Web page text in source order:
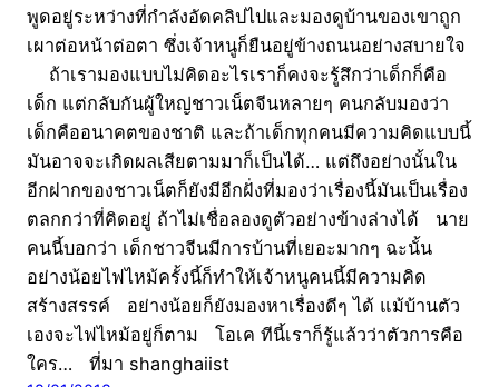
พูดอยู่ระหว่างที่กำลังอัดคลิปไปและมองดูบ้านของเขาถูก
เผาต่อหน้าต่อตา ซึ่งเจ้าหนูก็ยืนอยู่ข้างถนนอย่างสบายใจ
ถ้าเรามองแบบไม่คิดอะไรเราก็คงจะรู้สึกว่าเด็กก็คือ
เด็ก แต่กลับกันผู้ใหญ่ชาวเน็ตจีนหลายๆ คนกลับมองว่า
เด็กคืออนาคตของชาติ และถ้าเด็กทุกคนมีความคิดแบบนี้
มันอาจจะเกิดผลเสียตามมาก็เป็นได้… แต่ถึงอย่างนั้นใน
อีกฝากของชาวเน็ตก็ยังมีอีกฝั่งที่มองว่าเรื่องนี้มันเป็นเรื่อง
ตลกกว่าที่คิดอยู่ ถ้าไม่เชื่อลองดูตัวอย่างข้างล่างได้ นาย
คนนี้บอกว่า เด็กชาวจีนมีการบ้านที่เยอะมากๆ ฉะนั้น
อย่างน้อยไฟไหม้ครั้งนี้ก็ทำให้เจ้าหนูคนนี้มีความคิด
สร้างสรรค์ อย่างน้อยก็ยังมองหาเรื่องดีๆ ได้ แม้บ้านตัว
เองจะไฟไหม้อยู่ก็ตาม โอเค ทีนี้เราก็รู้แล้วว่าตัวการคือ
ใคร… ที่มา shanghaiist